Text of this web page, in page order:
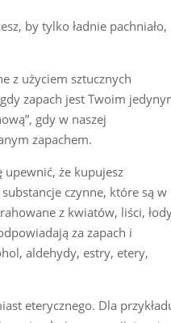
by tylko ładnie pachniało,
z użyciem sztucznych
zapach jest Twoim
gdy w naszej
zapachem.
upewnić, że kupujesz
czynne, które są w
z kwiatów, liści,
za zapach i
aldehydy, estry, etery,
eterycznego. Dla